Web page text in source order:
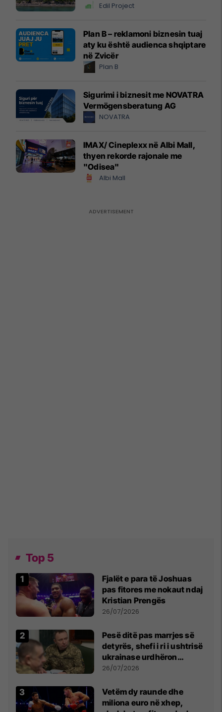
Edil Project
Plan B – reklamoni biznesin tuaj
aty ku është audienca shqiptare
në Zvicër
Plan B
Sigurimi i biznesit me NOVATRA
Vermögensberatung AG
NOVATRA
IMAX/ Cineplexx në Albi Mall,
thyen rekorde rajonale me
"Odisea"
Albi Mall
Top 5
Fjalët e para të Joshuas
pas fitores me nokaut ndaj
Kristian Prengës
26/07/2026
Pesë ditë pas marrjes së
detyrës, shefi i ri i ushtrisë
ukrainase urdhëron
kontroll të madh
26/07/2026
Vetëm dy raunde dhe
miliona euro në xhep,